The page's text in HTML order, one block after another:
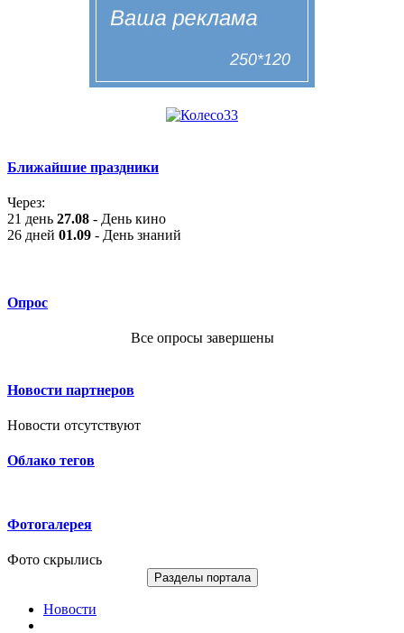
Ближайшие праздники
Через:
21 день 27.08 - День кино
26 дней 01.09 - День знаний
Опрос
Все опросы завершены
Новости партнеров
Новости отсутствуют
Облако тегов
Фотогалерея
Фото скрылись
Разделы портала
Новости